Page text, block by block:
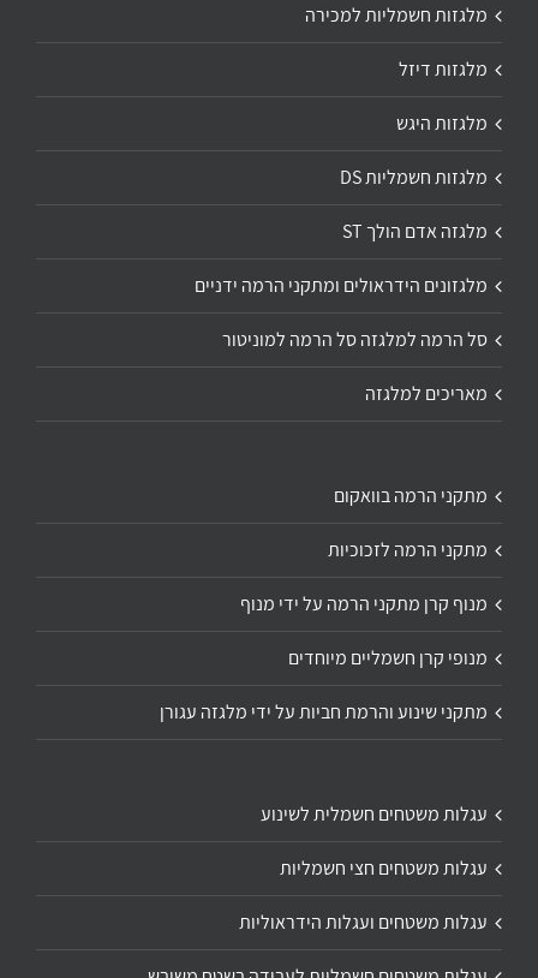
מלגזות חשמליות למכירה
מלגזות דיזל
מלגזות היגש
מלגזות חשמליות DS
מלגזה אדם הולך ST
מלגזונים הידראולים ומתקני הרמה ידניים
סל הרמה למלגזה סל הרמה למוניטור
מאריכים למלגזה
מתקני הרמה בוואקום
מתקני הרמה לזכוכיות
מנוף קרן מתקני הרמה על ידי מנוף
מנופי קרן חשמליים מיוחדים
מתקני שינוע והרמת חביות על ידי מלגזה עגורן
עגלות משטחים חשמלית לשינוע
עגלות משטחים חצי חשמליות
עגלות משטחים ועגלות הידראוליות